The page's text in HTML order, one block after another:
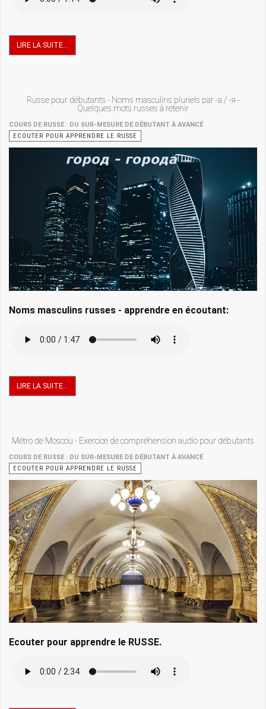
LIRE LA SUITE...
Russe pour débutants - Noms masculins pluriels par -a / -я -
Quelques mots russes à retenir
COURS DE RUSSE : DU SUR-MESURE DE DÉBUTANT À AVANCÉ
ECOUTER POUR APPRENDRE LE RUSSE
Noms masculins russes - apprendre en écoutant:
LIRE LA SUITE...
Métro de Moscou - Exercice de compréhension audio pour débutants
COURS DE RUSSE : DU SUR-MESURE DE DÉBUTANT À AVANCÉ
ECOUTER POUR APPRENDRE LE RUSSE
Ecouter pour apprendre le RUSSE.